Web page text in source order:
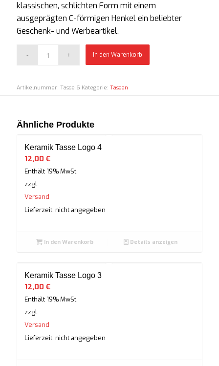
klassischen, schlichten Form mit einem
ausgeprägten C-förmigen Henkel ein beliebter
Geschenk- und Werbeartikel.
In den Warenkorb
Artikelnummer: Tasse 6 Kategorie: Tassen
Ähnliche Produkte
Keramik Tasse Logo 4
12,00 €
Enthält 19% MwSt.
zzgl.
Versand
Lieferzeit: nicht angegeben
In den Warenkorb Details anzeigen
Keramik Tasse Logo 3
12,00 €
Enthält 19% MwSt.
zzgl.
Versand
Lieferzeit: nicht angegeben